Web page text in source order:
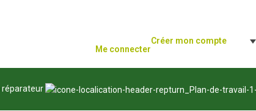
Me connecter
Créer mon compte
réparateur